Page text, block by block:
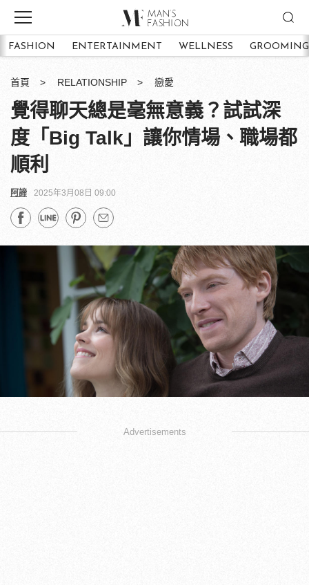
FASHION ENTERTAINMENT WELLNESS GROOMING
首頁 RELATIONSHIP 戀愛
覺得聊天總是毫無意義？試試深
度「Big Talk」讓你情場、職場都
順利
阿諦 2025年3月08日 09:00
Advertisements